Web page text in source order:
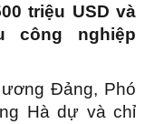
triệu USD và
công nghiệp
Đảng, Phó
Hà dự và chỉ